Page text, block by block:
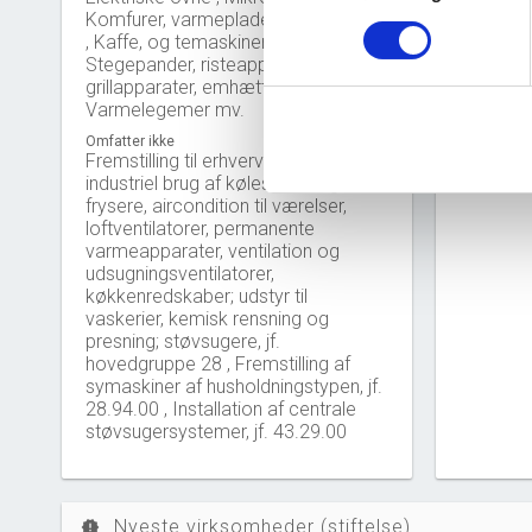
Komfurer, varmeplader , Brødristere
, Kaffe, og temaskiner ,
Stegepander, risteapparater,
grillapparater, emhætter ,
Varmelegemer mv.
Omfatter ikke
Fremstilling til erhvervsmæssig og
industriel brug af køleskabe og
frysere, aircondition til værelser,
loftventilatorer, permanente
varmeapparater, ventilation og
udsugningsventilatorer,
køkkenredskaber; udstyr til
vaskerier, kemisk rensning og
presning; støvsugere, jf.
hovedgruppe 28 , Fremstilling af
symaskiner af husholdningstypen, jf.
28.94.00 , Installation af centrale
støvsugersystemer, jf. 43.29.00
new_releases Nyeste virksomheder (stiftelse)